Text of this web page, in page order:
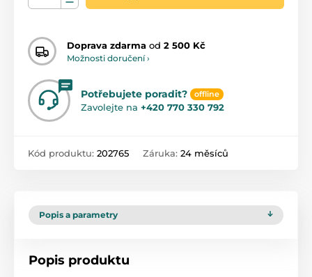
Doprava zdarma od 2 500 Kč
Možnosti doručení ›
Potřebujete poradit? offline
Zavolejte na +420 770 330 792
Kód produktu: 202765 Záruka: 24 měsíců
Popis a parametry
Popis produktu